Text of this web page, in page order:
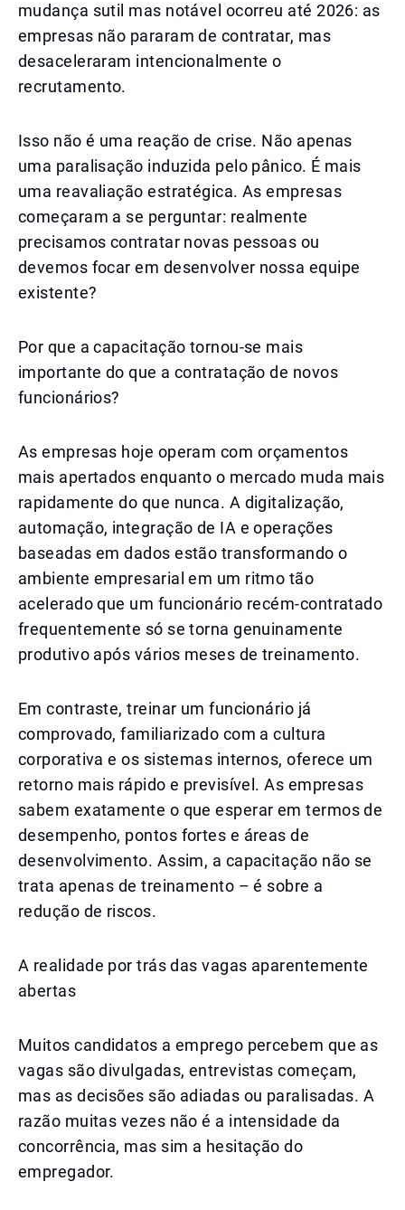
mudança sutil mas notável ocorreu até 2026: as
empresas não pararam de contratar, mas
desaceleraram intencionalmente o
recrutamento.
Isso não é uma reação de crise. Não apenas
uma paralisação induzida pelo pânico. É mais
uma reavaliação estratégica. As empresas
começaram a se perguntar: realmente
precisamos contratar novas pessoas ou
devemos focar em desenvolver nossa equipe
existente?
Por que a capacitação tornou-se mais
importante do que a contratação de novos
funcionários?
As empresas hoje operam com orçamentos
mais apertados enquanto o mercado muda mais
rapidamente do que nunca. A digitalização,
automação, integração de IA e operações
baseadas em dados estão transformando o
ambiente empresarial em um ritmo tão
acelerado que um funcionário recém-contratado
frequentemente só se torna genuinamente
produtivo após vários meses de treinamento.
Em contraste, treinar um funcionário já
comprovado, familiarizado com a cultura
corporativa e os sistemas internos, oferece um
retorno mais rápido e previsível. As empresas
sabem exatamente o que esperar em termos de
desempenho, pontos fortes e áreas de
desenvolvimento. Assim, a capacitação não se
trata apenas de treinamento – é sobre a
redução de riscos.
A realidade por trás das vagas aparentemente
abertas
Muitos candidatos a emprego percebem que as
vagas são divulgadas, entrevistas começam,
mas as decisões são adiadas ou paralisadas. A
razão muitas vezes não é a intensidade da
concorrência, mas sim a hesitação do
empregador.